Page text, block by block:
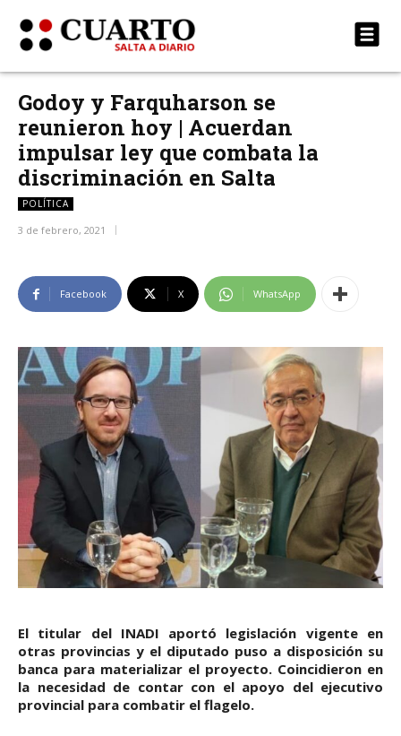
Godoy y Farquharson se
reunieron hoy | Acuerdan
impulsar ley que combata la
discriminación en Salta
POLÍTICA
3 de febrero, 2021
Facebook X WhatsApp
El titular del INADI aportó legislación vigente en
otras provincias y el diputado puso a disposición su
banca para materializar el proyecto. Coincidieron en
la necesidad de contar con el apoyo del ejecutivo
provincial para combatir el flagelo.